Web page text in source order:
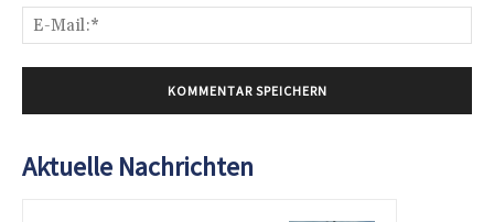
Aktuelle Nachrichten